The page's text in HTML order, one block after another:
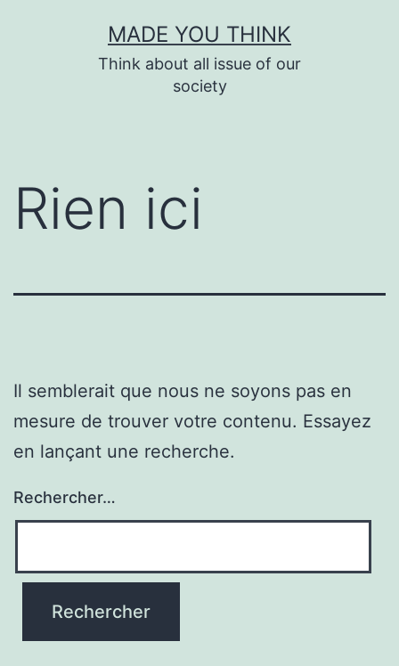
MADE YOU THINK
Think about all issue of our
society
Rien ici
Il semblerait que nous ne soyons pas en
mesure de trouver votre contenu. Essayez
en lançant une recherche.
Rechercher…